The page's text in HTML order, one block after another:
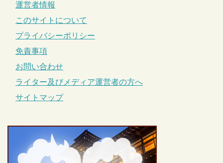
運営者情報
このサイトについて
プライバシーポリシー
免責事項
お問い合わせ
ライター及びメディア運営者の方へ
サイトマップ